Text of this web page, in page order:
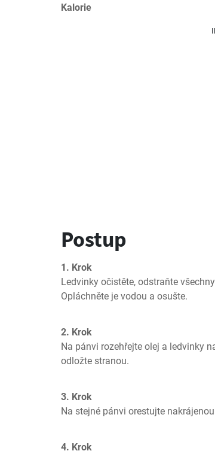
Kalorie
Postup
1. Krok
Ledvinky očistěte, odstraňte
Opláchněte je vodou a osušte.
2. Krok
Na pánvi rozehřejte olej a ledvinky
odložte stranou.
3. Krok
Na stejné pánvi orestujte
4. Krok